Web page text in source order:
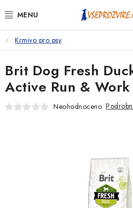
na
PSI
KOČKY
KONĚ
KRÁLÍCI/HLODAVCI/PTÁCI
Krmivo pro psy
Brit Dog Fresh
Active Run &
Neohodnoceno